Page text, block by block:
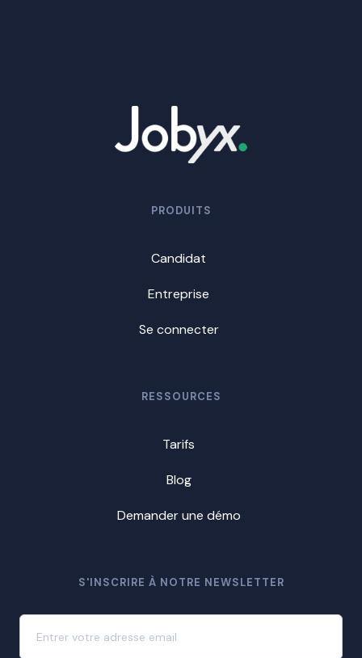
PRODUITS
Candidat
Entreprise
Se connecter
RESSOURCES
Tarifs
Blog
Demander une démo
S'INSCRIRE À NOTRE NEWSLETTER